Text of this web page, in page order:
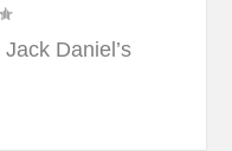
Daniel’s